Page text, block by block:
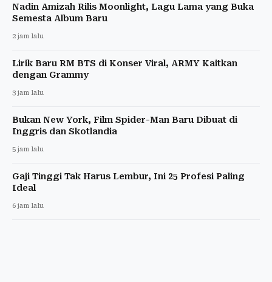
Nadin Amizah Rilis Moonlight, Lagu Lama yang Buka
Semesta Album Baru
2 jam lalu
Lirik Baru RM BTS di Konser Viral, ARMY Kaitkan
dengan Grammy
3 jam lalu
Bukan New York, Film Spider-Man Baru Dibuat di
Inggris dan Skotlandia
5 jam lalu
Gaji Tinggi Tak Harus Lembur, Ini 25 Profesi Paling
Ideal
6 jam lalu